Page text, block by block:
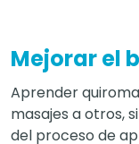
Mejorar el
Aprender
masajes a otros,
del proceso de